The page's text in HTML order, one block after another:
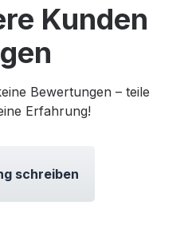
Kunden
Bewertungen – teile
Erfahrung!
schreiben